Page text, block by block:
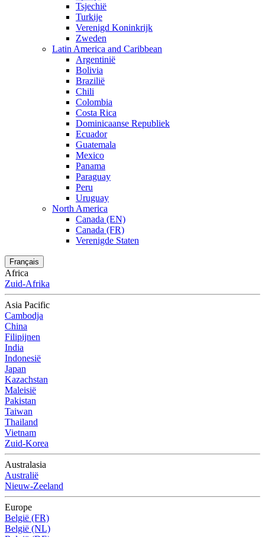
Tsjechië
Turkije
Verenigd Koninkrijk
Zweden
Latin America and Caribbean
Argentinië
Bolivia
Brazilië
Chili
Colombia
Costa Rica
Dominicaanse Republiek
Ecuador
Guatemala
Mexico
Panama
Paraguay
Peru
Uruguay
North America
Canada (EN)
Canada (FR)
Verenigde Staten
Français
Africa
Zuid-Afrika
Asia Pacific
Cambodja
China
Filipijnen
India
Indonesië
Japan
Kazachstan
Maleisië
Pakistan
Taiwan
Thailand
Vietnam
Zuid-Korea
Australasia
Australië
Nieuw-Zeeland
Europe
België (FR)
België (NL)